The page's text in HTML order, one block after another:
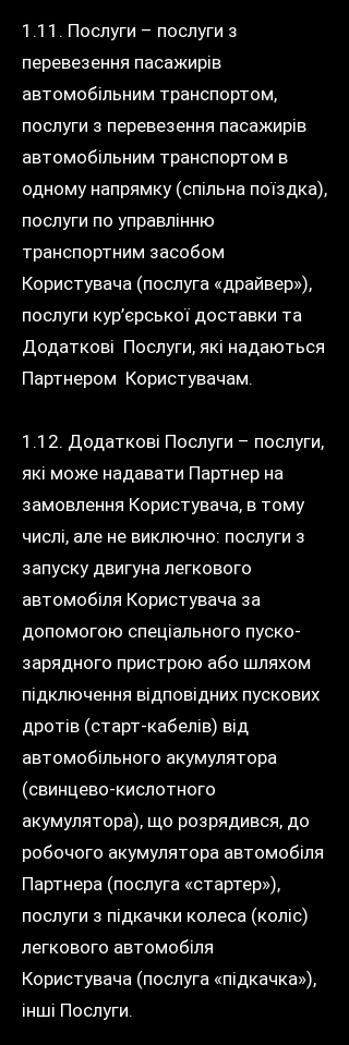
1.11. Послуги – послуги з
перевезення пасажирів
автомобільним транспортом,
послуги з перевезення пасажирів
автомобільним транспортом в
одному напрямку (спільна поїздка),
послуги по управлінню
транспортним засобом
Користувача (послуга «драйвер»),
послуги кур’єрської доставки та
Додаткові Послуги, які надаються
Партнером Користувачам.
1.12. Додаткові Послуги – послуги,
які може надавати Партнер на
замовлення Користувача, в тому
числі, але не виключно: послуги з
запуску двигуна легкового
автомобіля Користувача за
допомогою спеціального пуско-
зарядного пристрою або шляхом
підключення відповідних пускових
дротів (старт-кабелів) від
автомобільного акумулятора
(свинцево-кислотного
акумулятора), що розрядився, до
робочого акумулятора автомобіля
Партнера (послуга «стартер»),
послуги з підкачки колеса (коліс)
легкового автомобіля
Користувача (послуга «підкачка»),
інші Послуги.